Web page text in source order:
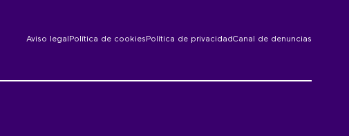
Aviso legal Política de cookies Política de privacidadCanal de denuncias